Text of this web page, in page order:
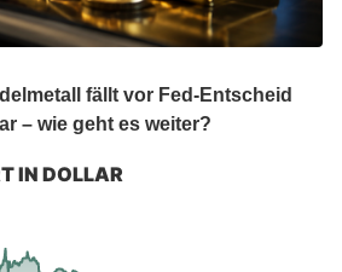
fällt vor Fed-Entscheid
– wie geht es weiter?
IN DOLLAR